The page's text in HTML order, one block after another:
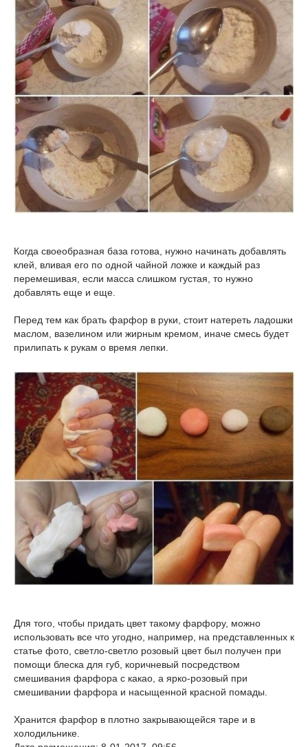
Когда своеобразная база готова, нужно начинать добавлять
клей, вливая его по одной чайной ложке и каждый раз
перемешивая, если масса слишком густая, то нужно
добавлять еще и еще.
Перед тем как брать фарфор в руки, стоит натереть ладошки
маслом, вазелином или жирным кремом, иначе смесь будет
прилипать к рукам о время лепки.
Для того, чтобы придать цвет такому фарфору, можно
использовать все что угодно, например, на представленных к
статье фото, светло-светло розовый цвет был получен при
помощи блеска для губ, коричневый посредством
смешивания фарфора с какао, а ярко-розовый при
смешивании фарфора и насыщенной красной помады.
Хранится фарфор в плотно закрывающейся таре и в
холодильнике.